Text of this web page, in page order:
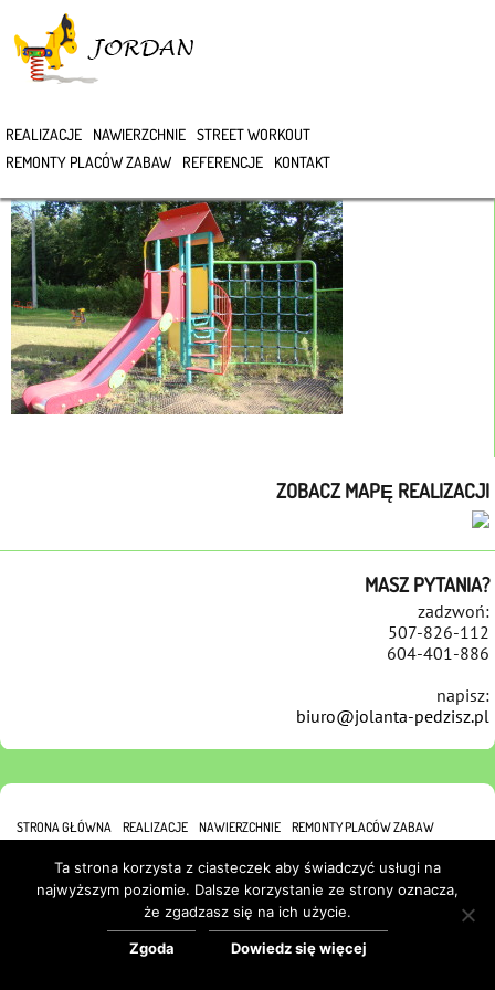
REALIZACJE NAWIERZCHNIE STREET WORKOUT
REMONTY PLACÓW ZABAW
REFERENCJE KONTAKT
DSC07461
ZOBACZ MAPĘ REALIZACJI
MASZ PYTANIA?
zadzwoń:
507-826-112
604-401-886
napisz:
biuro@jolanta-pedzisz.pl
STRONA GŁÓWNA REALIZACJE NAWIERZCHNIE
REMONTY PLACÓW ZABAW
Ta strona korzysta z ciasteczek aby świadczyć usługi na
najwyższym poziomie. Dalsze korzystanie ze strony oznacza,
że zgadzasz się na ich użycie.
Zgoda Dowiedz się więcej